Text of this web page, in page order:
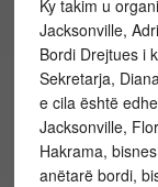
Ky takim u
Jacksonville,
Bordi Drejtues i
Sekretarja,
e cila është
Jacksonville,
Hakrama,
anëtarë bordi,